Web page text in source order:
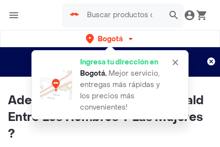
Bogotá
Ingresa tu dirección en
Bogotá. Mejor servicio,
entregas más rápidas y
los precios más
convenientes!
envíos gratis por semanas
Aplican TyC
AdeS ¿Por Que Existen Desiguald
Entre Los Hombres Y Las Mujeres
?